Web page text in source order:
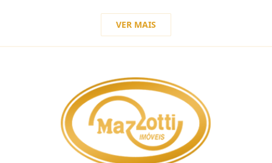
VER MAIS